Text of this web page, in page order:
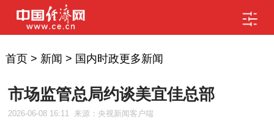
首页> 新闻 > 国内时政更多新闻
市场监管总局约谈美宜佳总部
2026-06-08 16:11 来源：央视新闻客户端